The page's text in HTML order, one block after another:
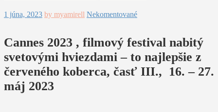
1 júna, 2023 by myamirell Nekomentované
Cannes 2023 , filmový festival nabitý
svetovými hviezdami – to najlepšie z
červeného koberca, časť III., 16. – 27.
máj 2023